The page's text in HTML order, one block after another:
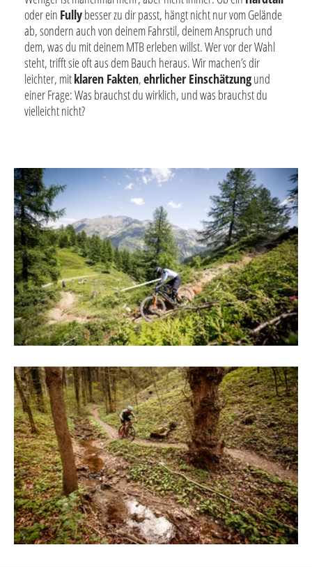
oder ein Fullybesser zu dir passt, hängt nicht nur vom Gelände
ab, sondern auch von deinem Fahrstil, deinem Anspruch und
dem, was du mit deinem MTB erleben willst. Wer vor der Wahl
steht, trifft sie oft aus dem Bauch heraus. Wir machen’s dir
leichter, mitklaren Fakten,ehrlicher Einschätzungund
einer Frage: Was brauchst du wirklich, und was brauchst du
vielleicht nicht?